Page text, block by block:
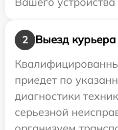
2
Выезд
приедет по
диагностики
серьезной